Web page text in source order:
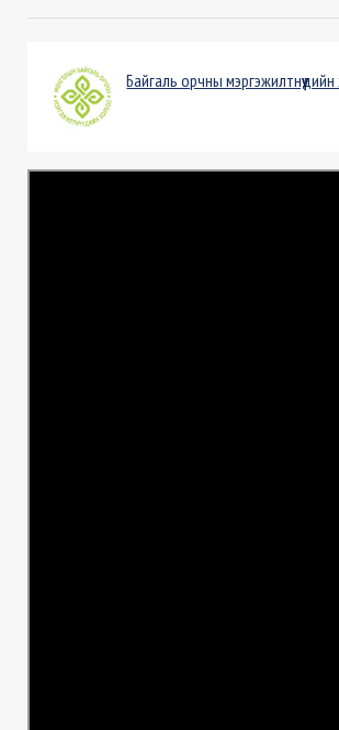
Байгаль орчны